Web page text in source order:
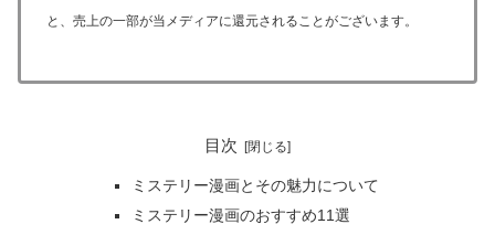
と、売上の一部が当メディアに還元されることがございます。
目次
ミステリー漫画とその魅力について
ミステリー漫画のおすすめ11選